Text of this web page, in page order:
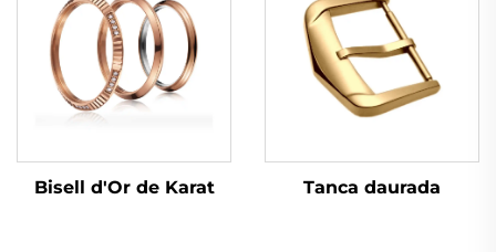
Bisell d'Or de Karat Tanca daurada